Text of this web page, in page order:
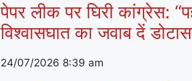
पेपर लीक पर घिरी कांग्रेस:
विश्वासघात का जवाब दें
24/07/2026 8:39 am